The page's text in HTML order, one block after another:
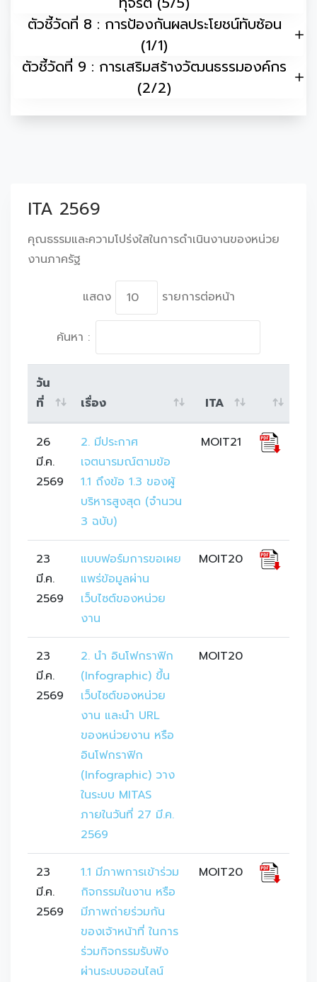
ตัวชี้วัดที่ 8 : การป้องกันผลประโยชน์ทับซ้อน
(1/1)
ตัวชี้วัดที่ 9 : การเสริมสร้างวัฒนธรรมองค์กร
(2/2)
ITA 2569
คุณธรรมและความโปร่งใสในการดำเนินงานของหน่วย
งานภาครัฐ
แสดง รายการต่อหน้า
ค้นหา :
วัน
ที่
เรื่อง ITA
26
มี.ค.
2569
2. มีประกาศ
เจตนารมณ์ตามข้อ
1.1 ถึงข้อ 1.3 ของผู้
บริหารสูงสุด (จำนวน
3 ฉบับ)
MOIT21
23
มี.ค.
2569
แบบฟอร์มการขอเผย
แพร่ข้อมูลผ่าน
เว็บไซต์ของหน่วย
งาน
MOIT20
23
มี.ค.
2569
2. นำ อินโฟกราฟิก
(Infographic) ขึ้น
เว็บไซต์ของหน่วย
งาน และนำ URL
ของหน่วยงาน หรือ
อินโฟกราฟิก
(Infographic) วาง
ในระบบ MITAS
ภายในวันที่ 27 มี.ค.
2569
MOIT20
23
มี.ค.
2569
1.1 มีภาพการเข้าร่วม
กิจกรรมในงาน หรือ
มีภาพถ่ายร่วมกัน
ของเจ้าหน้าที่ ในการ
ร่วมกิจกรรมรับฟัง
ผ่านระบบออนไลน์
MOIT20